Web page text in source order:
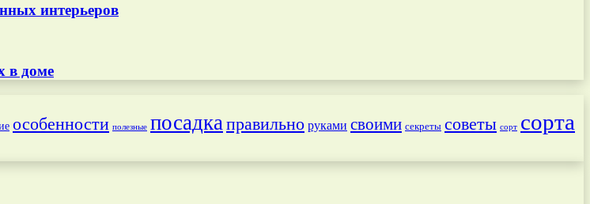
интерьеров
в доме
особенности полезные посадкаправильно руками своими секреты советы сорт сорта